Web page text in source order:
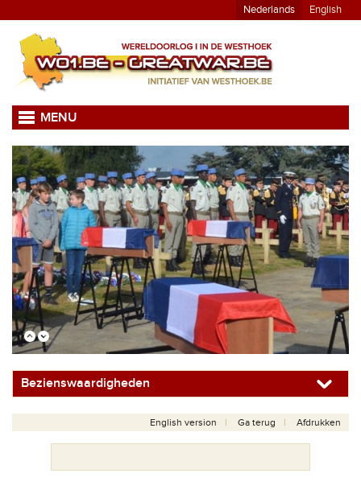
Nederlands English
MENU
Bezienswaardigheden
English version Ga terug Afdrukken